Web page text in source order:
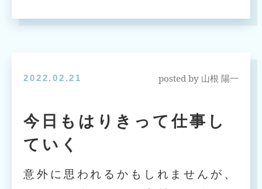
2022.02.21 posted by 山根 陽一
今日もはりきって仕事し
ていく
意外に思われるかもしれませんが、